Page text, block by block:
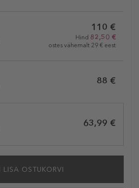
110 €
Hind 82,50 €
ostes vähemalt 29 € eest
88 €
63,99 €
LISA OSTUKORVI